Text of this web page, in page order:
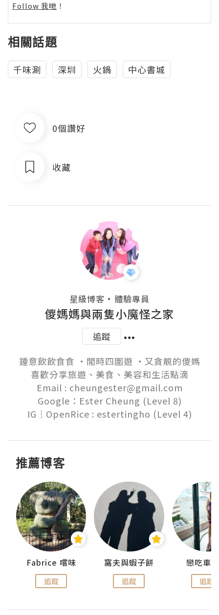
Follow 我哋 ！
相關話題
千味涮 深圳 火鍋 中心書城
0個讚好
收藏
星級博客 ・ 體驗專員
儍媽媽與兩隻小魔怪之家
追蹤
鍾意飲飲食食 ‧閒時四圍遊 ‧又貪靚的儍媽
喜歡分享旅遊、美食、美容和生活點滴
Email : cheungester@gmail.com
Google：Ester Cheung (Level 8)
推薦博客
Fabrice 嚐味
追蹤
窩夫與蝦子餅
追蹤
戀吃車
追蹤